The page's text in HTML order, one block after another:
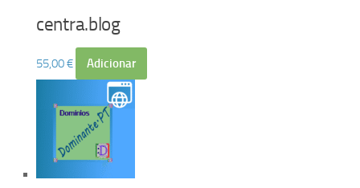
centra.blog
55,00€ Adicionar